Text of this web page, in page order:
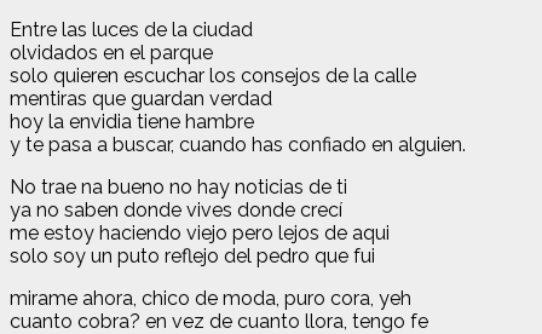
Entre las luces de la ciudad
olvidados en el parque
solo quieren escuchar los consejos de la calle
mentiras que guardan verdad
hoy la envidia tiene hambre
y te pasa a buscar, cuando has confiado en alguien.
No trae na bueno no hay noticias de ti
ya no saben donde vives donde crecí
me estoy haciendo viejo pero lejos de aqui
solo soy un puto reflejo del pedro que fui
mirame ahora, chico de moda, puro cora, yeh
cuanto cobra? en vez de cuanto llora, tengo fe